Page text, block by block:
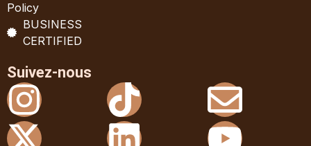
Policy
BUSINESS
CERTIFIED
Suivez-nous
InstagramTiktok
X-
twitter
Linkedin